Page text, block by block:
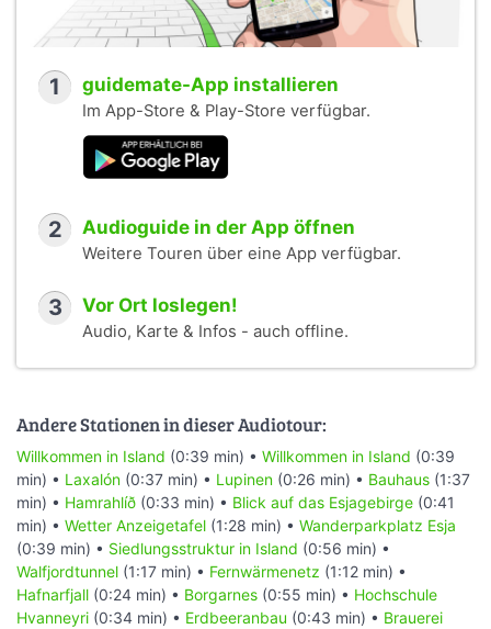
1 guidemate-App installieren
Im App-Store & Play-Store verfügbar.
2 Audioguide in der App öffnen
Weitere Touren über eine App verfügbar.
3 Vor Ort loslegen!
Audio, Karte & Infos - auch offline.
Andere Stationen in dieser Audiotour:
Willkommen in Island (0:39 min) • Willkommen in Island (0:39
min) • Laxalón (0:37 min) • Lupinen (0:26 min) • Bauhaus (1:37
min) • Hamrahlíð (0:33 min) • Blick auf das Esjagebirge (0:41
min) • Wetter Anzeigetafel (1:28 min) • Wanderparkplatz Esja
(0:39 min) • Siedlungsstruktur in Island (0:56 min) •
Walfjordtunnel (1:17 min) • Fernwärmenetz (1:12 min) •
Hafnarfjall (0:24 min) • Borgarnes (0:55 min) • Hochschule
Hvanneyri (0:34 min) • Erdbeeranbau (0:43 min) • Brauerei